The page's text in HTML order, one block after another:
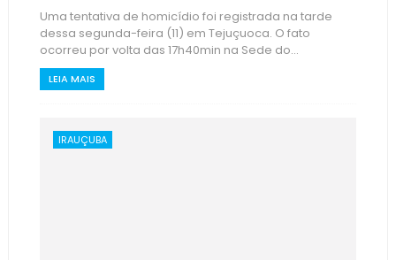
Uma tentativa de homicídio foi registrada na tarde
dessa segunda-feira (11) em Tejuçuoca. O fato
ocorreu por volta das 17h40min na Sede do...
LEIA MAIS
IRAUÇUBA